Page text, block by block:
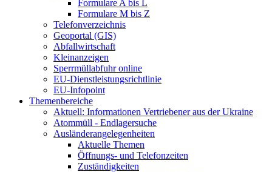
Formulare A bis L
Formulare M bis Z
Telefonverzeichnis
Geoportal (GIS)
Abfallwirtschaft
Kleinanzeigen
Sperrmüllabfuhr online
EU-Dienstleistungsrichtlinie
EU-Infopoint
Themenbereiche
Aktuell: Informationen Vertriebener aus der Ukraine
Atommüll - Endlagersuche
Ausländerangelegenheiten
Aktuelle Themen
Öffnungs- und Telefonzeiten
Zuständigkeiten